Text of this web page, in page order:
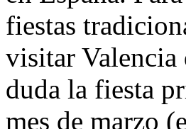
fiestas
visitar Valencia
duda la fiesta
mes de marzo